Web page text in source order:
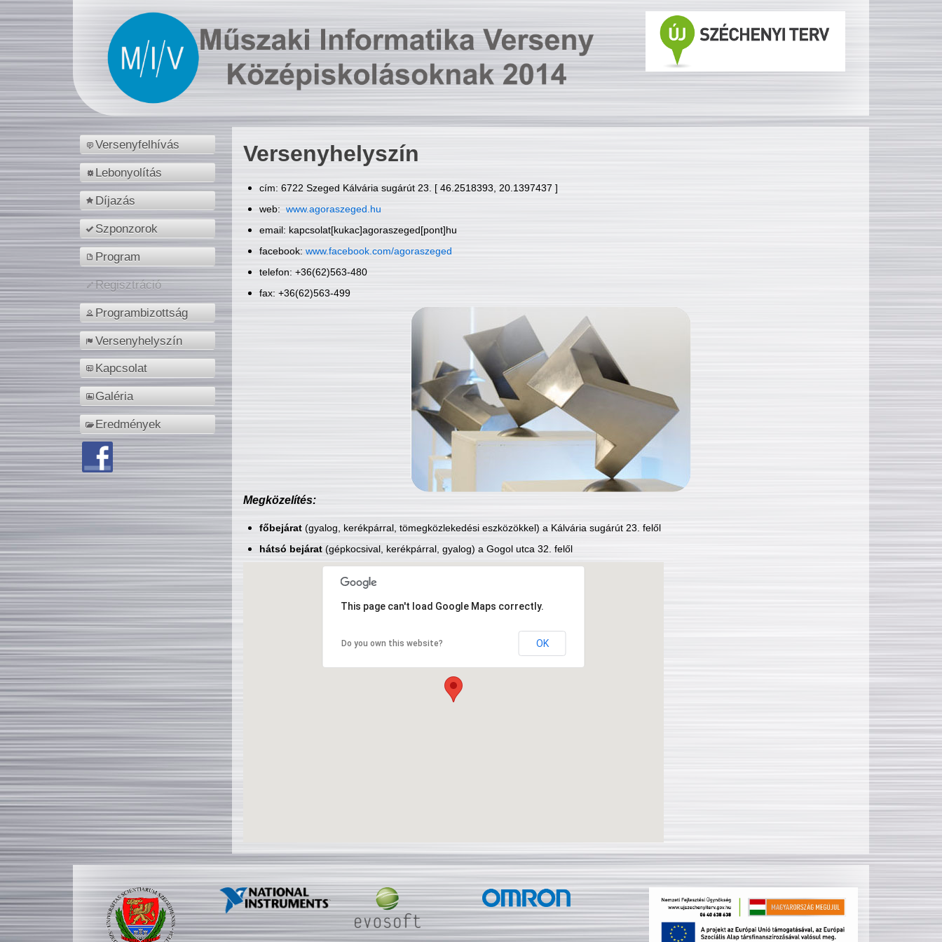
Versenyfelhívás
Lebonyolítás
Díjazás
Szponzorok
Program
Regisztráció
Programbizottság
Versenyhelyszín
Kapcsolat
Galéria
Eredmények
Versenyhelyszín
cím: 6722 Szeged Kálvária sugárút 23. [ 46.2518393, 20.1397437 ]
web: www.agoraszeged.hu
email: kapcsolat[kukac]agoraszeged[pont]hu
facebook: www.facebook.com/agoraszeged
telefon: +36(62)563-480
fax: +36(62)563-499
Megközelítés:
főbejárat(gyalog, kerékpárral, tömegközlekedési eszközökkel) a Kálvária sugárút 23. felől
hátsó bejárat(gépkocsival, kerékpárral, gyalog) a Gogol utca 32. felől
This page can't load Google Maps correctly.
Do you own this website? OK